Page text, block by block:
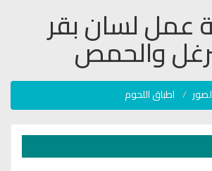
عمل لسان بقر
والحمص
اطباق اللحوم